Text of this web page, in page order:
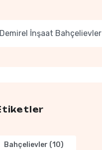
Demirel İnşaat Bahçelievler
Bahçelievler (10)